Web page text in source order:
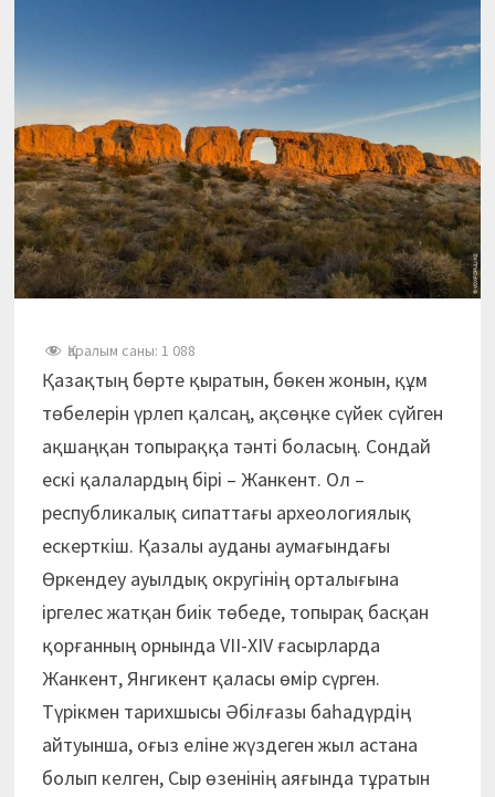
Қаралым саны: 1 088
Қазақтың бөрте қыратын, бөкен жонын, құм
төбелерін үрлеп қалсаң, ақсөңке сүйек сүйген
ақшаңқан топыраққа тәнті боласың. Сондай
ескі қалалардың бірі – Жанкент. Ол –
республикалық сипаттағы археологиялық
ескерткіш. Қазалы ауданы аумағындағы
Өркендеу ауылдық округінің орталығына
іргелес жатқан биік төбеде, топырақ басқан
қорғанның орнында VІІ-ХІV ғасырларда
Жанкент, Янгикент қаласы өмір сүрген.
Түрікмен тарихшысы Әбілғазы баһадүрдің
айтуынша, оғыз еліне жүздеген жыл астана
болып келген, Сыр өзенінің аяғында тұратын